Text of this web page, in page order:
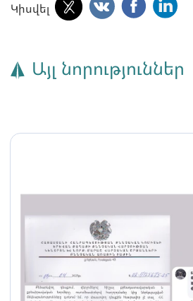
Կիսվել
Այլ նորություններ